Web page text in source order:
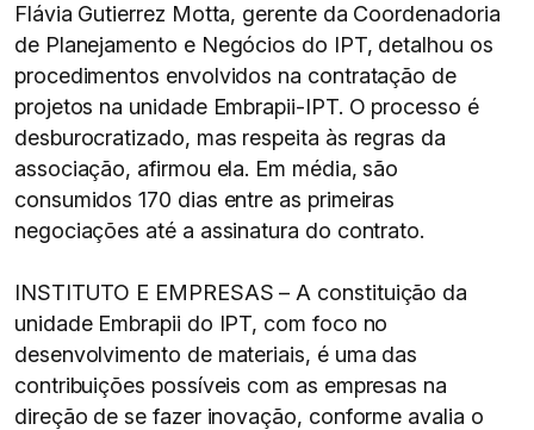
Flávia Gutierrez Motta, gerente da Coordenadoria
de Planejamento e Negócios do IPT, detalhou os
procedimentos envolvidos na contratação de
projetos na unidade Embrapii-IPT. O processo é
desburocratizado, mas respeita às regras da
associação, afirmou ela. Em média, são
consumidos 170 dias entre as primeiras
negociações até a assinatura do contrato.
INSTITUTO E EMPRESAS – A constituição da
unidade Embrapii do IPT, com foco no
desenvolvimento de materiais, é uma das
contribuições possíveis com as empresas na
direção de se fazer inovação, conforme avalia o